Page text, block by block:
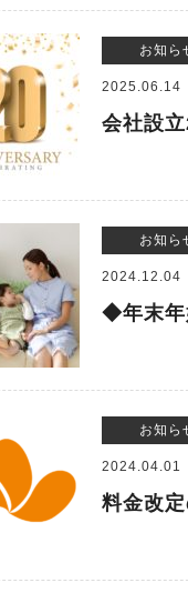
お知ら
2025.06.14
会社設
お知ら
2024.12.04
◆年末年
お知ら
2024.04.01
料金改